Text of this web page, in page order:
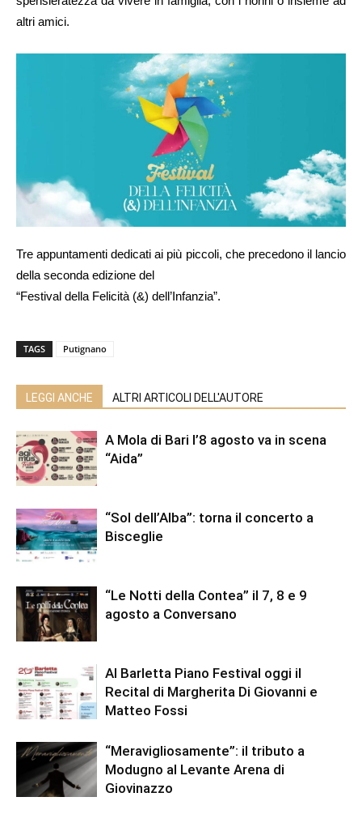
altri amici.
Tre appuntamenti dedicati ai più piccoli, che precedono il lancio
della seconda edizione del
“Festival della Felicità (&) dell’Infanzia”.
TAGS Putignano
LEGGI ANCHE ALTRI ARTICOLI DELL'AUTORE
A Mola di Bari l’8 agosto va in scena
“Aida”
“Sol dell’Alba”: torna il concerto a
Bisceglie
“Le Notti della Contea” il 7, 8 e 9
agosto a Conversano
Al Barletta Piano Festival oggi il
Recital di Margherita Di Giovanni e
Matteo Fossi
“Meravigliosamente”: il tributo a
Modugno al Levante Arena di
Giovinazzo